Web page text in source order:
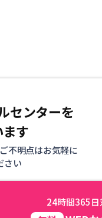
センターを
す
不明点はお気軽に
さい
24時間365日